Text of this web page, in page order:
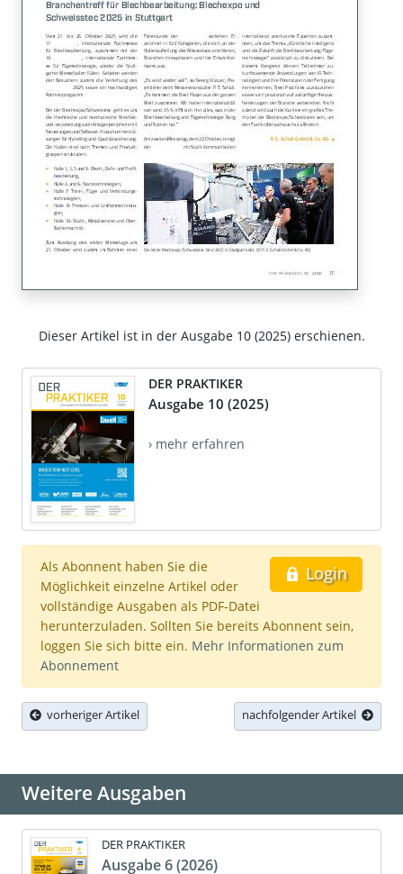
Dieser Artikel ist in der Ausgabe 10 (2025) erschienen.
DER PRAKTIKER
Ausgabe 10 (2025)
› mehr erfahren
Login
Als Abonnent haben Sie die
Möglichkeit einzelne Artikel oder
vollständige Ausgaben als PDF-Datei
herunterzuladen. Sollten Sie bereits Abonnent sein,
loggen Sie sich bitte ein. Mehr Informationen zum
Abonnement
vorheriger Artikel nachfolgender Artikel
Weitere Ausgaben
DER PRAKTIKER
Ausgabe 6 (2026)